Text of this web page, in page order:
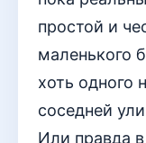
простой и
маленького
хоть одного
соседней
Или правда в